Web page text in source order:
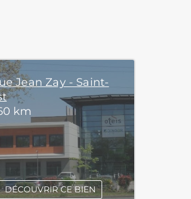
Jean Zay - Saint-
km
DÉCOUVRIR CE BIEN